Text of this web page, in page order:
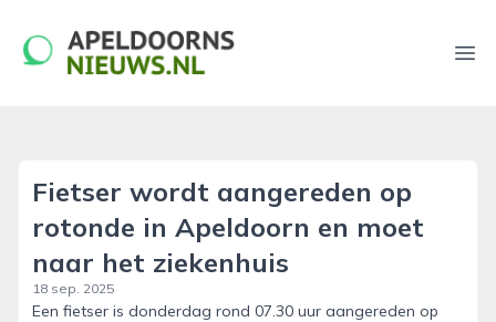
apeldoornsnieuws.nl
Fietser wordt aangereden op
rotonde in Apeldoorn en moet
naar het ziekenhuis
18 sep. 2025
Een fietser is donderdag rond 07.30 uur aangereden op